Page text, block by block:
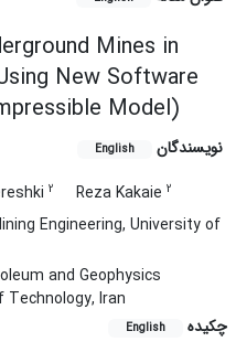
Mines in
New Software
Model)
نویسندگان English
2 Reza Kakaie 2
Engineering, University of
and Geophysics
Technology, Iran
چکیده
English